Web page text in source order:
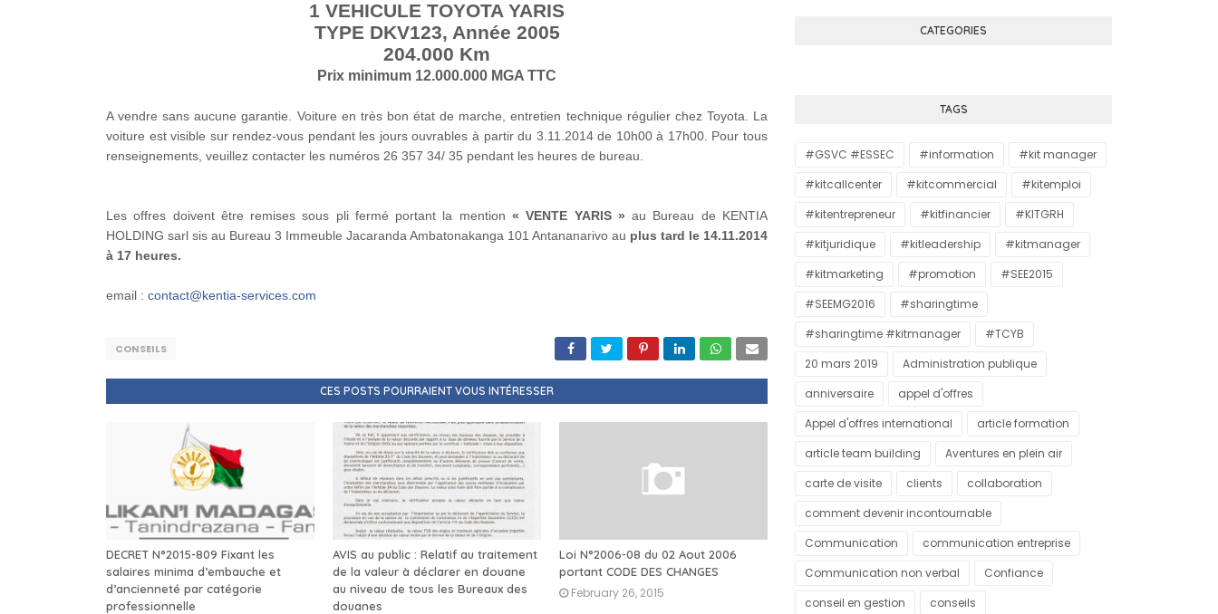
1 VEHICULE TOYOTA YARIS
TYPE DKV123, Année 2005
204.000 Km
Prix minimum 12.000.000 MGA TTC
A vendre sans aucune garantie. Voiture en très bon état de marche, entretien technique régulier chez Toyota. La
voiture est visible sur rendez-vous pendant les jours ouvrables à partir du 3.11.2014 de 10h00 à 17h00. Pour tous
renseignements, veuillez contacter les numéros 26 357 34/ 35 pendant les heures de bureau.
Les offres doivent être remises sous pli fermé portant la mention« VENTE YARIS » au Bureau de KENTIA
HOLDING sarl sis au Bureau 3 Immeuble Jacaranda Ambatonakanga 101 Antananarivo au plus tard le 14.11.2014
à 17 heures.
email : contact@kentia-services.com
CONSEILS
CES POSTS POURRAIENT VOUS INTÉRESSER
DECRET N°2015-809 Fixant les
salaires minima d’embauche et
d’ancienneté par catégorie
professionnelle
AVIS au public : Relatif au traitement
de la valeur à déclarer en douane
au niveau de tous les Bureaux des
douanes
Loi N°2006-08 du 02 Aout 2006
portant CODE DES CHANGES
February 26, 2015
CATEGORIES
TAGS
#GSVC #ESSEC #information
#kit manager
#kitcallcenter
#kitcommercial
#kitemploi
#kitentrepreneur
#kitfinancier
#KITGRH
#kitjuridique
#kitleadership
#kitmanager
#kitmarketing
#promotion
#SEE2015
#SEEMG2016
#sharingtime
#sharingtime #kitmanager
#TCYB
20 mars 2019
Administration publique
anniversaire
appel d'offres
Appel d'offres international
article formation
article team building
Aventures en plein air
carte de visite
clients
collaboration
comment devenir incontournable
Communication
communication entreprise
Communication non verbal
Confiance
conseil en gestion
conseils